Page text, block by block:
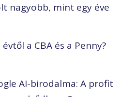
nagyobb, mint egy éve
a CBA és a Penny?
AI-birodalma: A profit